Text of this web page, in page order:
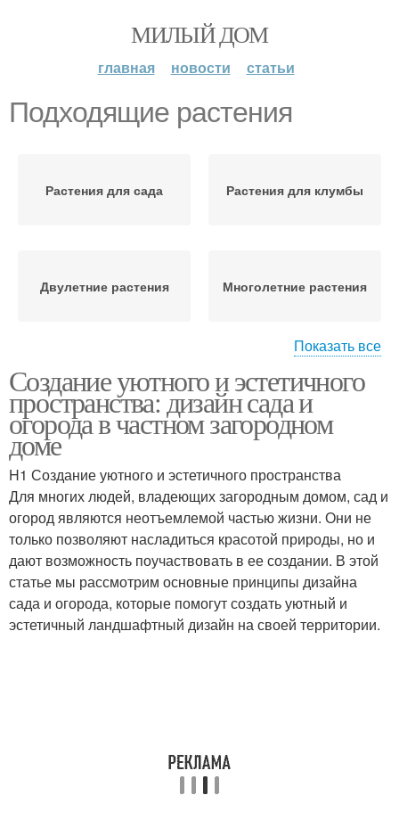
МИЛЫЙ ДОМ
главная новости статьи
Подходящие растения
Растения для сада Растения для клумбы
Двулетние растения Многолетние растения
Растения для мини Растения для мини-сада
Сад из комнатных
растений
Растения в квартире
Комнатные растения Растения под стиль
Показать все
Создание уютного и эстетичного
пространства: дизайн сада и
огорода в частном загородном
доме
H1 Создание уютного и эстетичного пространства
Для многих людей, владеющих загородным домом, сад и
огород являются неотъемлемой частью жизни. Они не
только позволяют насладиться красотой природы, но и
дают возможность поучаствовать в ее создании. В этой
статье мы рассмотрим основные принципы дизайна
сада и огорода, которые помогут создать уютный и
эстетичный ландшафтный дизайн на своей территории.